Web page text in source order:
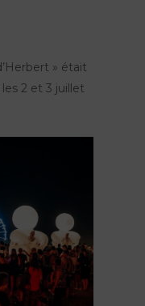
» était
2 et 3 juillet